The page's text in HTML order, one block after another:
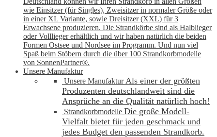
wie Einsitzer (für Singles), Zweisitzer in normaler Größe oder
in einer XL Variante, sowie Dreisitzer (XXL) für 3
Erwachsene produzieren. Die Strandkörbe sind als Halblieger
oder Volllieger erhältlich und wir haben natürlich die beiden
Formen Ostsee und Nordsee im Programm. Und nun viel
Spaß beim Stöbern durch die über 100 Strandkorbmodelle
von SonnenPartner®.
Unsere Manufaktur
Unsere Manufaktur Als einer der größten
Produzenten deutschlandweit sind die
Ansprüche an die Qualität natürlich hoch!
Strandkorbmodelle Die große Modell-
Vielfalt bietet für jeden geschmack und
jedes Budget den passenden Strandkorb.